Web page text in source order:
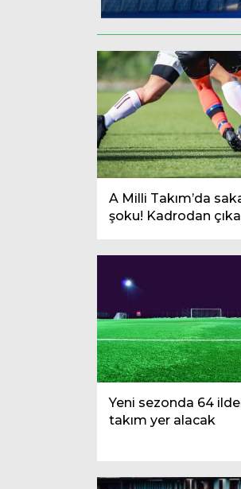
A Milli Takım’da
şoku! Kadrodan
Yeni sezonda 64
takım yer alacak
Boğaz geçişlerinde yeni
düzenleme